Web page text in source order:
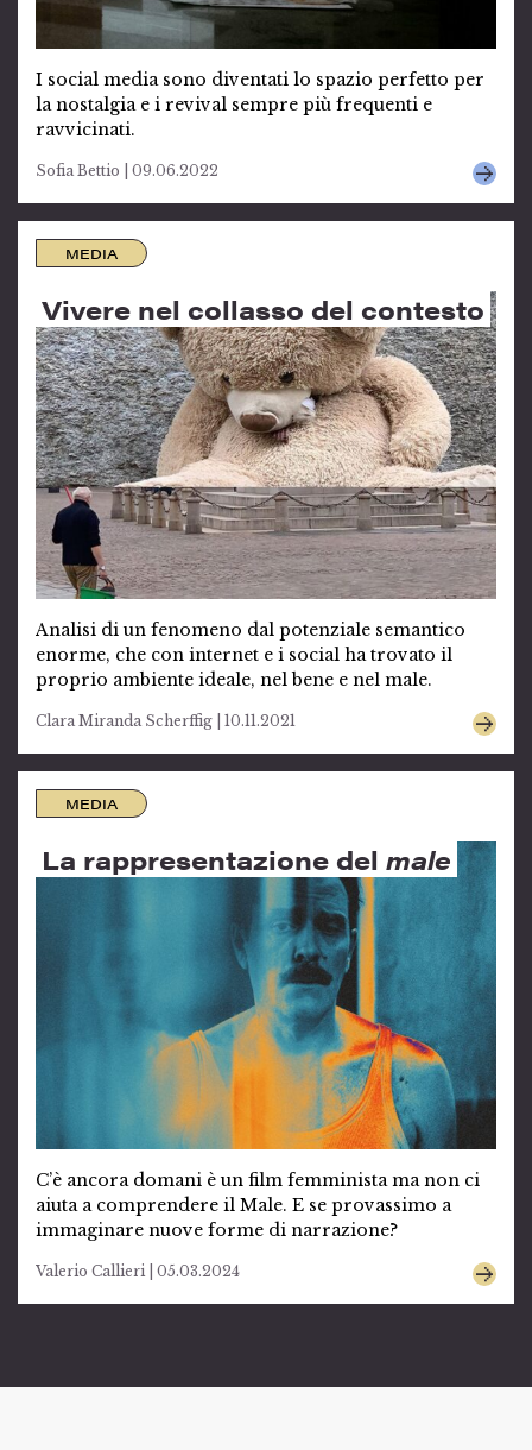
I social media sono diventati lo spazio perfetto per
la nostalgia e i revival sempre più frequenti e
ravvicinati.
Sofia Bettio | 09.06.2022
MEDIA
Vivere nel collasso del contesto
Analisi di un fenomeno dal potenziale semantico
enorme, che con internet e i social ha trovato il
proprio ambiente ideale, nel bene e nel male.
Clara Miranda Scherffig | 10.11.2021
MEDIA
La rappresentazione del male
C’è ancora domani è un film femminista ma non ci
aiuta a comprendere il Male. E se provassimo a
immaginare nuove forme di narrazione?
Valerio Callieri | 05.03.2024